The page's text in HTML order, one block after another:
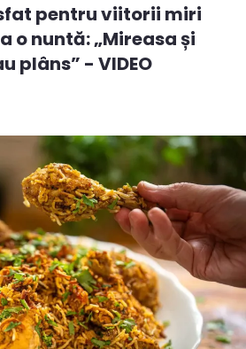
pentru viitorii miri
o nuntă: „Mireasa și
plâns” - VIDEO